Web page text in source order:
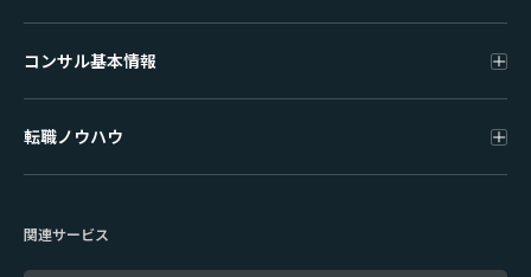
コンサル基本情報
転職ノウハウ
関連サービス